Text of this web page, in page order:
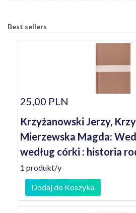
Best sellers
25,00 PLN
Krzyżanowski Jerzy,
Mierzewska Magda:
według córki : historia
1 produkt/y
Dodaj do Koszyka